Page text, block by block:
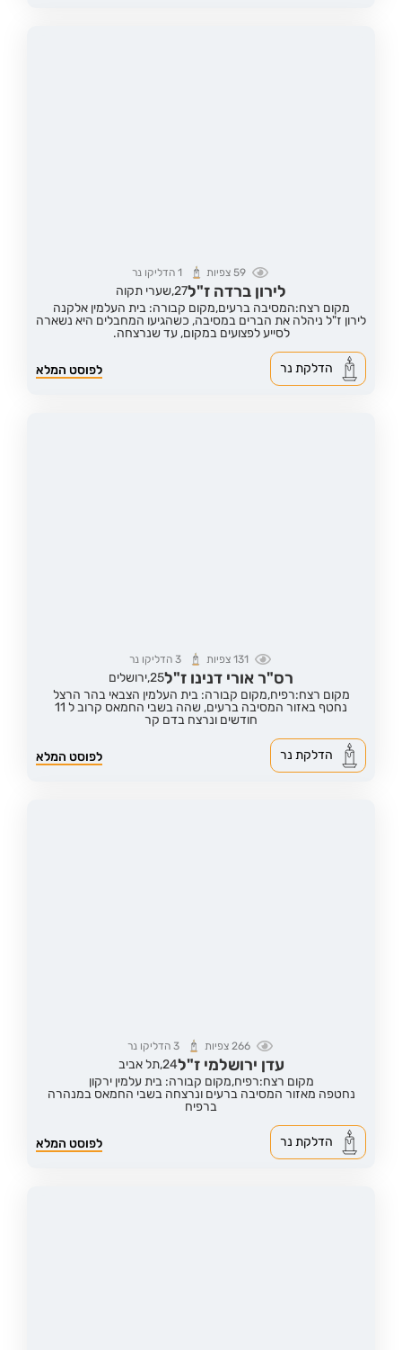
59צפיות 1 הדליקו נר
לירון ברדה ז"ל27, שערי תקוה
מקום רצח:המסיבה ברעים,מקום קבורה: בית העלמין אלקנה
לירון ז"ל ניהלה את הברים במסיבה, כשהגיעו המחבלים היא נשארה
לסייע לפצועים במקום, עד שנרצחה.
לפוסט המלא הדלקת נר
131 צפיות 3הדליקו נר
רס"ר אורי דנינו ז"ל25,ירושלים
מקום רצח:רפיח,מקום קבורה: בית העלמין הצבאי בהר הרצל
נחטף באזור המסיבה ברעים, שהה בשבי החמאס קרוב ל 11
חודשים ונרצח בדם קר
לפוסט המלא הדלקת נר
266 צפיות 3הדליקו נר
עדן ירושלמי ז"ל24,תל אביב
מקום רצח:רפיח,מקום קבורה: בית עלמין ירקון
נחטפה מאזור המסיבה ברעים ונרצחה בשבי החמאס במנהרה
ברפיח
לפוסט המלא הדלקת נר